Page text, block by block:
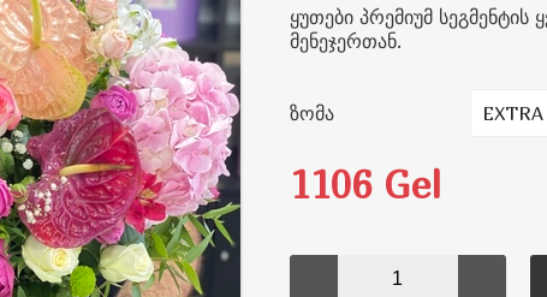
ყუთები პრემიუმ
მენეჯერთან.
ზომა
1106 Gel